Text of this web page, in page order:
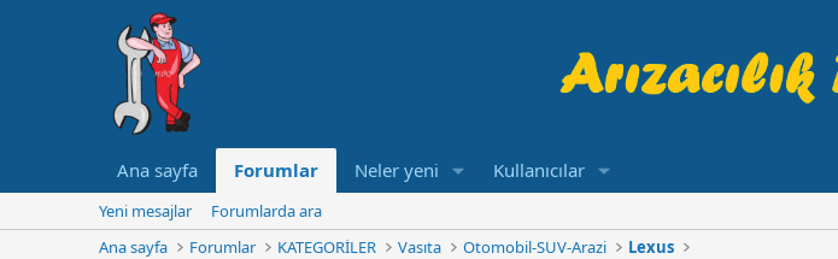
Ana sayfa Forumlar Neler yeni Kullanıcılar
Yeni mesajlar
Forumlarda ara
Ana sayfa
Forumlar KATEGORİLER Vasıta Otomobil-SUV-Arazi Lexus